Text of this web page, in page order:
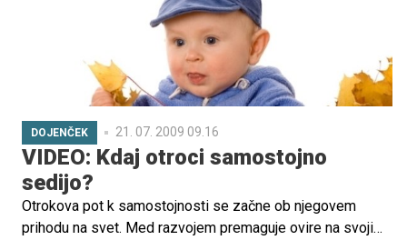
DOJENČEK 21. 07. 2009 09.16
VIDEO: Kdaj otroci samostojno
sedijo?
Otrokova pot k samostojnosti se začne ob njegovem
prihodu na svet. Med razvojem premaguje ovire na svoji